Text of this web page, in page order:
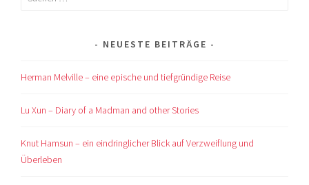
NEUESTE BEITRÄGE
Herman Melville – eine epische und tiefgründige Reise
Lu Xun – Diary of a Madman and other Stories
Knut Hamsun – ein eindringlicher Blick auf Verzweiflung und
Überleben